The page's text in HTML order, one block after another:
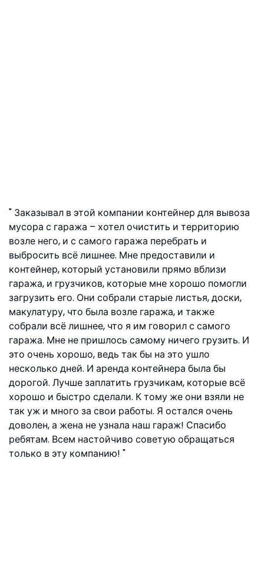
Заказывал в этой компании контейнер для вывоза
мусора с гаража – хотел очистить и территорию
возле него, и с самого гаража перебрать и
выбросить всё лишнее. Мне предоставили и
контейнер, который установили прямо вблизи
гаража, и грузчиков, которые мне хорошо помогли
загрузить его. Они собрали старые листья, доски,
макулатуру, что была возле гаража, и также
собрали всё лишнее, что я им говорил с самого
гаража. Мне не пришлось самому ничего грузить. И
это очень хорошо, ведь так бы на это ушло
несколько дней. И аренда контейнера была бы
дорогой. Лучше заплатить грузчикам, которые всё
хорошо и быстро сделали. К тому же они взяли не
так уж и много за свои работы. Я остался очень
доволен, а жена не узнала наш гараж! Спасибо
ребятам. Всем настойчиво советую обращаться
только в эту компанию!